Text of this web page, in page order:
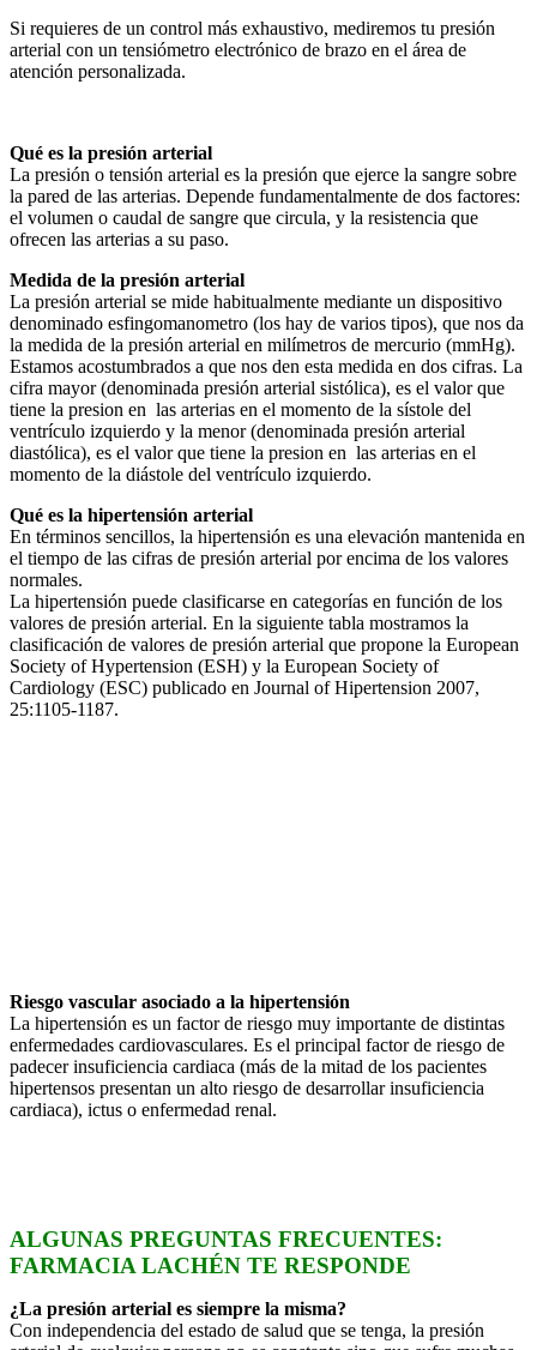
Si requieres de un control más exhaustivo, mediremos tu presión
arterial con un tensiómetro electrónico de brazo en el área de
atención personalizada.
Qué es la presión arterial
La presión o tensión arterial es la presión que ejerce la sangre sobre
la pared de las arterias. Depende fundamentalmente de dos factores:
el volumen o caudal de sangre que circula, y la resistencia que
ofrecen las arterias a su paso.
Medida de la presión arterial
La presión arterial se mide habitualmente mediante un dispositivo
denominado esfingomanometro (los hay de varios tipos), que nos da
la medida de la presión arterial en milímetros de mercurio (mmHg).
Estamos acostumbrados a que nos den esta medida en dos cifras. La
cifra mayor (denominada presión arterial sistólica), es el valor que
tiene la presion en las arterias en el momento de la sístole del
ventrículo izquierdo y la menor (denominada presión arterial
diastólica), es el valor que tiene la presion en las arterias en el
momento de la diástole del ventrículo izquierdo.
Qué es la hipertensión arterial
En términos sencillos, la hipertensión es una elevación mantenida en
el tiempo de las cifras de presión arterial por encima de los valores
normales.
La hipertensión puede clasificarse en categorías en función de los
valores de presión arterial. En la siguiente tabla mostramos la
clasificación de valores de presión arterial que propone la European
Society of Hypertension (ESH) y la European Society of
Cardiology (ESC) publicado en Journal of Hipertension 2007,
25:1105-1187.
Riesgo vascular asociado a la hipertensión
La hipertensión es un factor de riesgo muy importante de distintas
enfermedades cardiovasculares. Es el principal factor de riesgo de
padecer insuficiencia cardiaca (más de la mitad de los pacientes
hipertensos presentan un alto riesgo de desarrollar insuficiencia
cardiaca), ictus o enfermedad renal.
ALGUNAS PREGUNTAS FRECUENTES:
FARMACIA LACHÉN TE RESPONDE
¿La presión arterial es siempre la misma?
Con independencia del estado de salud que se tenga, la presión